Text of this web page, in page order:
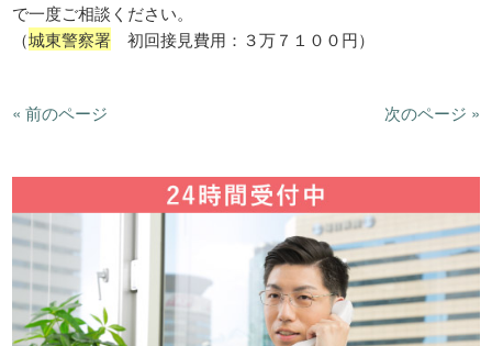
で一度ご相談ください。
（城東警察署 初回接見費用：３万７１００円）
« 前のページ 次のページ »